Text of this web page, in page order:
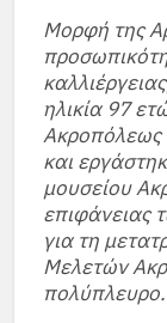
Μορφή της
ηλικία 97
Ακροπόλεως
και
μουσείου
επιφάνειας
για τη
Μελετών
πολύπλευρο.